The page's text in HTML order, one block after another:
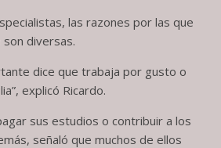
las razones por las que
diversas.
dice que trabaja por gusto o
explicó Ricardo.
sus estudios o contribuir a los
señaló que muchos de ellos